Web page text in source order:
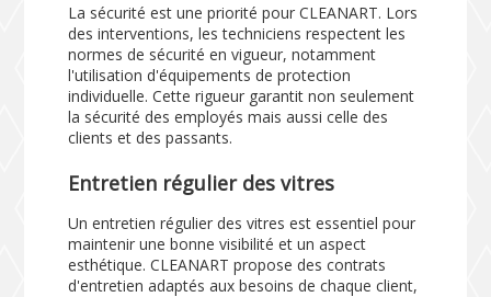
La sécurité est une priorité pour CLEANART. Lors
des interventions, les techniciens respectent les
normes de sécurité en vigueur, notamment
l'utilisation d'équipements de protection
individuelle. Cette rigueur garantit non seulement
la sécurité des employés mais aussi celle des
clients et des passants.
Entretien régulier des vitres
Un entretien régulier des vitres est essentiel pour
maintenir une bonne visibilité et un aspect
esthétique. CLEANART propose des contrats
d'entretien adaptés aux besoins de chaque client,